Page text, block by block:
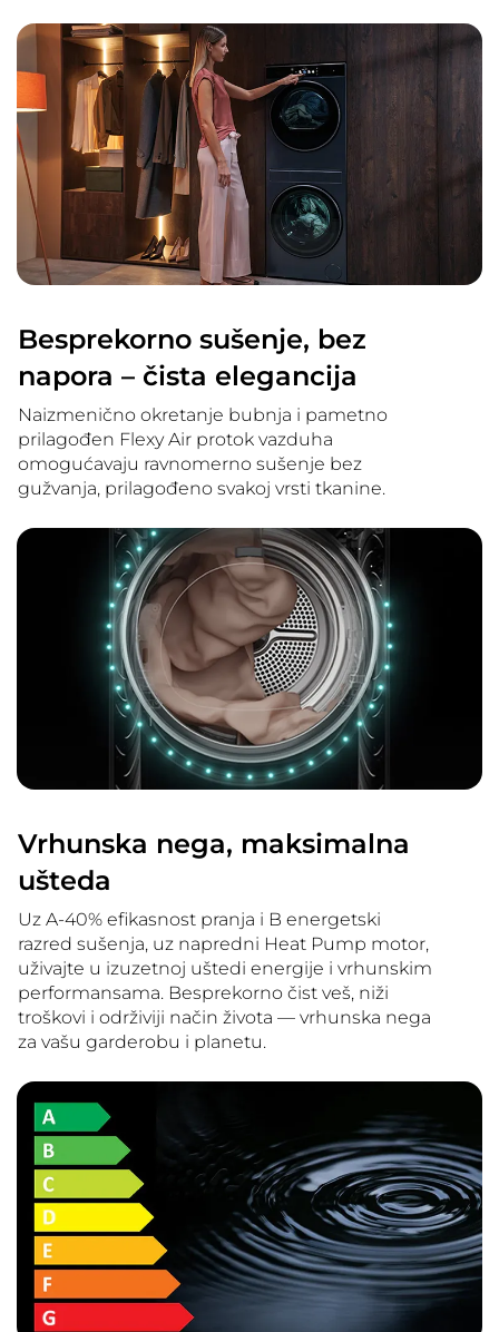
Besprekorno sušenje, bez
napora – čista elegancija
Naizmenično okretanje bubnja i pametno
prilagođen Flexy Air protok vazduha
omogućavaju ravnomerno sušenje bez
gužvanja, prilagođeno svakoj vrsti tkanine.
Vrhunska nega, maksimalna
ušteda
Uz A-40% efikasnost pranja i B energetski
razred sušenja, uz napredni Heat Pump motor,
uživajte u izuzetnoj uštedi energije i vrhunskim
performansama. Besprekorno čist veš, niži
troškovi i održiviji način života — vrhunska nega
za vašu garderobu i planetu.